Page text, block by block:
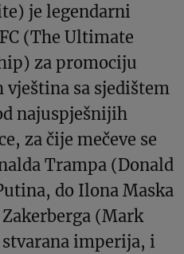
je legendarni
(The Ultimate
za promociju
sa sjedištem
najuspješnijih
za čije mečeve se
Trampa (Donald
do Ilona Maska
(Mark
imperija, i